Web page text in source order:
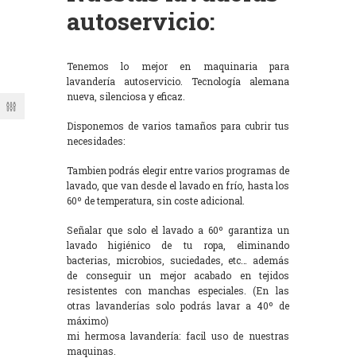
autoservicio:
Tenemos lo mejor en maquinaria para
lavandería autoservicio. Tecnología alemana
nueva, silenciosa y eficaz.
Disponemos de varios tamaños para cubrir tus
necesidades:
Tambien podrás elegir entre varios programas de
lavado, que van desde el lavado en frío, hasta los
60º de temperatura, sin coste adicional.
Señalar que solo el lavado a 60º garantiza un
lavado higiénico de tu ropa, eliminando
bacterias, microbios, suciedades, etc… además
de conseguir un mejor acabado en tejidos
resistentes con manchas especiales. (En las
otras lavanderías solo podrás lavar a 40º de
máximo)
mi hermosa lavandería: facil uso de nuestras
maquinas.